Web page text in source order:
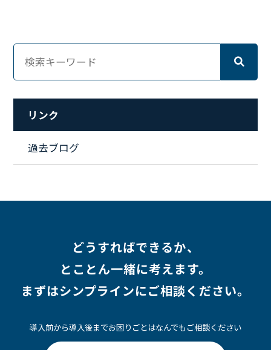
#インフラエンジニア
#セキュリティ
#ペット #経営者
#プロジェクト
#ワークライフバランス
#キャリア形成
#働く環境 #転職
#インタビュー
#スキルアップ
#採用
#Linux #採用情報
リンク
過去ブログ
どうすればできるか、
とことん一緒に考えます。
まずはシンプラインにご相談ください。
導入前から導入後までお困りごとはなんでもご相談ください